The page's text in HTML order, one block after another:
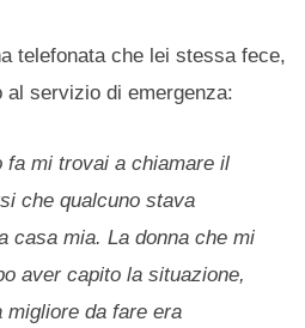
telefonata che lei stessa fece,
servizio di emergenza:
fa mi trovai a chiamare il
che qualcuno stava
casa mia. La donna che mi
aver capito la situazione,
da fare era